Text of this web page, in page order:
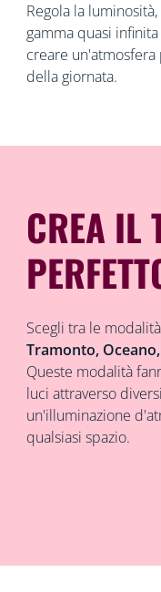
Regola la
gamma quasi
creare
della giornata.
CREA IL
Scegli tra le
Tramonto,
Queste modalità
luci attraverso
un'illuminazione
qualsiasi spazio.